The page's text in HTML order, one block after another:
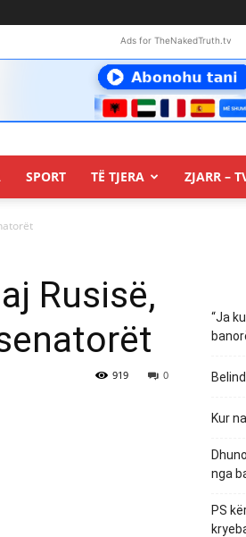
Ads for TheNakedTruth.tv
SPORT TË TJERA ZJARR –
Rusisë,
0
919
“Ja
Kur
nga
PS